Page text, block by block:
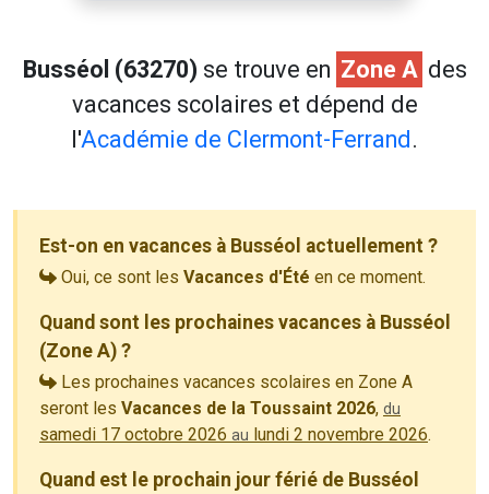
Busséol (63270) se trouve en Zone A des
vacances scolaires et dépend de
l'Académie de Clermont-Ferrand.
Est-on en vacances à Busséol actuellement ?
Oui, ce sont les Vacances d'Été en ce moment.
Quand sont les prochaines vacances à Busséol
(Zone A) ?
Les prochaines vacances scolaires en Zone A
seront les Vacances de la Toussaint 2026, du
samedi 17 octobre 2026 au lundi 2 novembre 2026.
Quand est le prochain jour férié de Busséol